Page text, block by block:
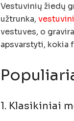
Vestuvinių žiedų
užtrunka,
vestuves, o
apsvarstyti, kokia
1. Klasikiniai